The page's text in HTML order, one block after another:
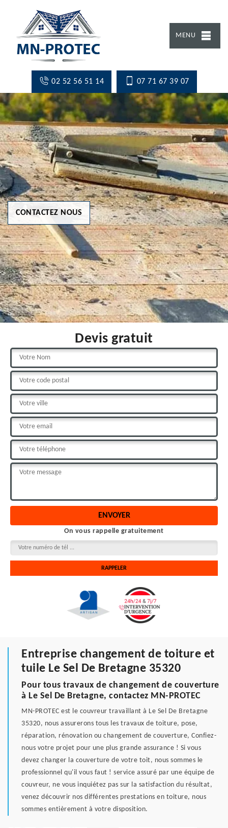
MENU
02 52 56 51 14 07 71 67 39 07
CONTACTEZ NOUS
Devis gratuit
On vous rappelle gratuitement
Entreprise changement de toiture et
tuile Le Sel De Bretagne 35320
Pour tous travaux de changement de couverture
à Le Sel De Bretagne, contactez MN-PROTEC
MN-PROTEC est le couvreur travaillant à Le Sel De Bretagne
35320, nous assurerons tous les travaux de toiture, pose,
réparation, rénovation ou changement de couverture, Confiez-
nous votre projet pour une plus grande assurance ! Si vous
devez changer la couverture de votre toit, nous sommes le
professionnel qu'il vous faut ! service assuré par une équipe de
couvreur, ne vous inquiétez pas sur la satisfaction du résultat,
venez découvrir nos différentes prestations en toiture, nous
sommes entièrement à votre disposition.